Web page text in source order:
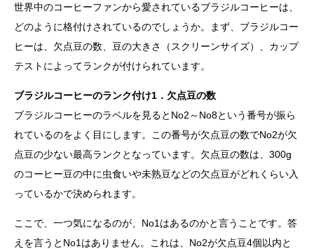
世界中のコーヒーファンから愛されているブラジルコーヒーは、
どのように格付けされているのでしょうか。まず、ブラジルコー
ヒーは、欠点豆の数、豆の大きさ（スクリーンサイズ）、カップ
テストによってランクが付けられています。
ブラジルコーヒーのランク付け1．欠点豆の数
ブラジルコーヒーのラベルを見るとNo2～No8という番号が振ら
れているのをよく目にします。この番号が欠点豆の数でNo2が欠
点豆の少ない最高ランクとなっています。欠点豆の数は、300g
のコーヒー豆の中に虫食いや未熟豆などの欠点豆がどれくらい入
っているかで決められます。
ここで、一つ気になるのが、No1はあるのかと言うことです。答
えを言うとNo1はありません。これは、No2が欠点豆4個以内と